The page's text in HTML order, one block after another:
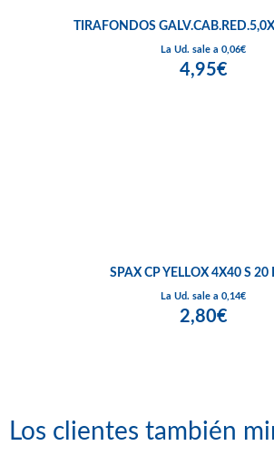
TIRAFONDOS
La Ud. sale a 0,06€
4,95€
SPAX CP YELLOX 4X40 S 20
La Ud. sale a 0,14€
2,80€
Los clientes también